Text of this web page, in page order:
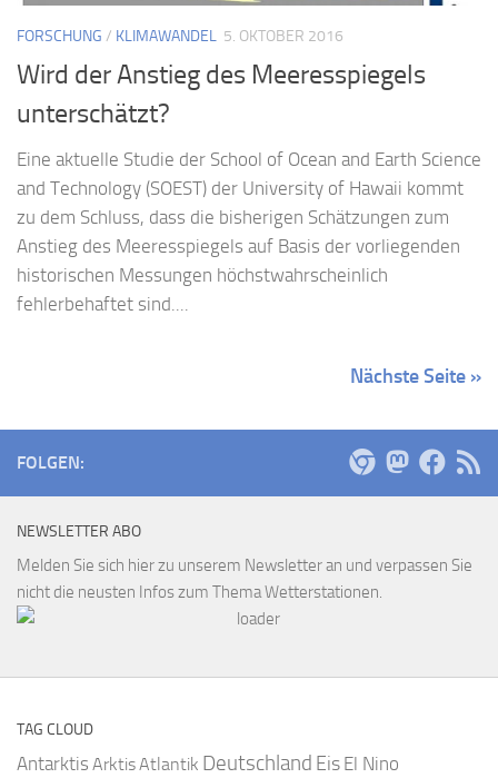
FORSCHUNG / KLIMAWANDEL 5. OKTOBER 2016
Wird der Anstieg des Meeresspiegels
unterschätzt?
Eine aktuelle Studie der School of Ocean and Earth Science
and Technology (SOEST) der University of Hawaii kommt
zu dem Schluss, dass die bisherigen Schätzungen zum
Anstieg des Meeresspiegels auf Basis der vorliegenden
historischen Messungen höchstwahrscheinlich
fehlerbehaftet sind....
Nächste Seite »
FOLGEN:
NEWSLETTER ABO
Melden Sie sich hier zu unserem Newsletter an und verpassen Sie
nicht die neusten Infos zum Thema Wetterstationen.
TAG CLOUD
Antarktis Arktis Atlantik Deutschland Eis El Nino